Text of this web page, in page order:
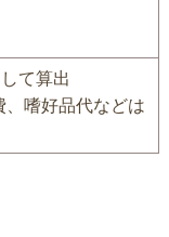
て算出
嗜好品代などは